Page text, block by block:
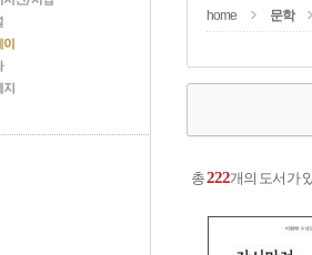
home 문학
총222개의 도서가